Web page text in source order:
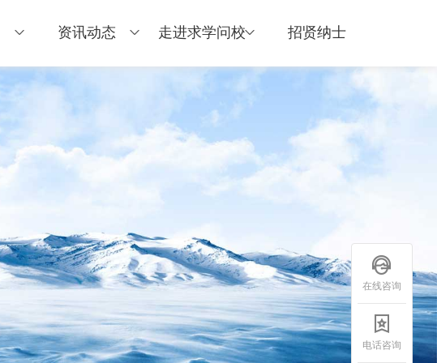
资讯动态 走进求学问校 招贤纳士
在线咨询
电话咨询